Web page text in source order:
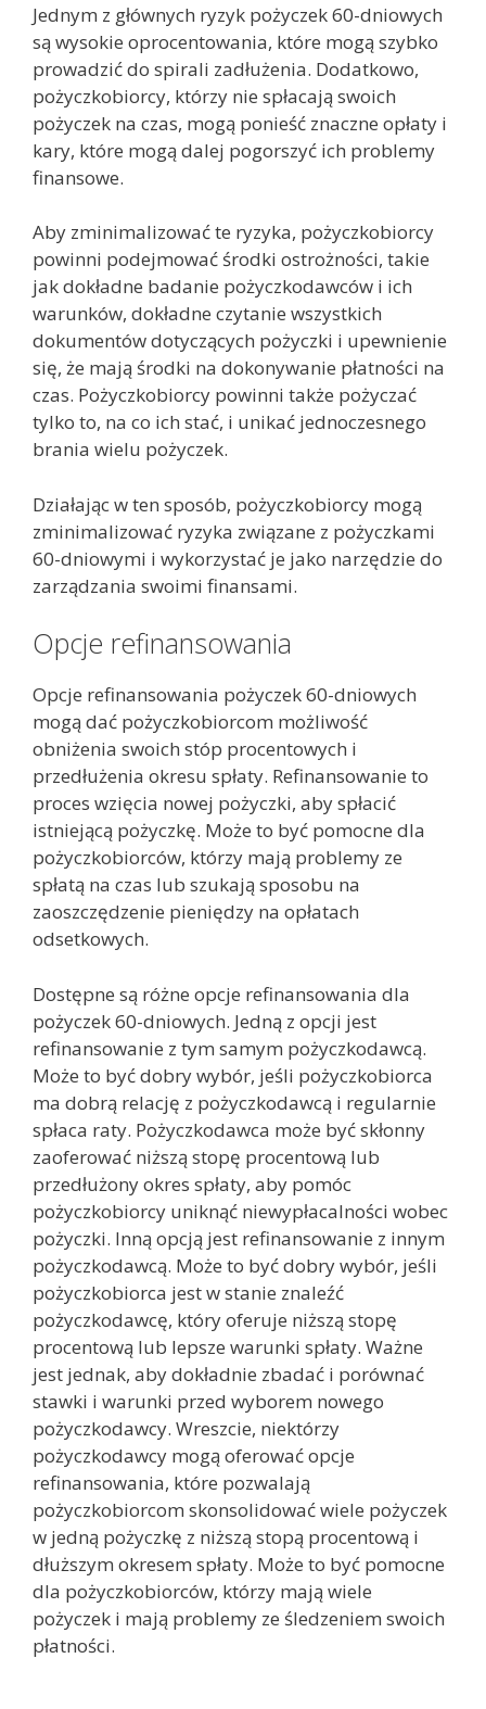
Jednym z głównych ryzyk pożyczek 60-dniowych
są wysokie oprocentowania, które mogą szybko
prowadzić do spirali zadłużenia. Dodatkowo,
pożyczkobiorcy, którzy nie spłacają swoich
pożyczek na czas, mogą ponieść znaczne opłaty i
kary, które mogą dalej pogorszyć ich problemy
finansowe.
Aby zminimalizować te ryzyka, pożyczkobiorcy
powinni podejmować środki ostrożności, takie
jak dokładne badanie pożyczkodawców i ich
warunków, dokładne czytanie wszystkich
dokumentów dotyczących pożyczki i upewnienie
się, że mają środki na dokonywanie płatności na
czas. Pożyczkobiorcy powinni także pożyczać
tylko to, na co ich stać, i unikać jednoczesnego
brania wielu pożyczek.
Działając w ten sposób, pożyczkobiorcy mogą
zminimalizować ryzyka związane z pożyczkami
60-dniowymi i wykorzystać je jako narzędzie do
zarządzania swoimi finansami.
Opcje refinansowania
Opcje refinansowania pożyczek 60-dniowych
mogą dać pożyczkobiorcom możliwość
obniżenia swoich stóp procentowych i
przedłużenia okresu spłaty. Refinansowanie to
proces wzięcia nowej pożyczki, aby spłacić
istniejącą pożyczkę. Może to być pomocne dla
pożyczkobiorców, którzy mają problemy ze
spłatą na czas lub szukają sposobu na
zaoszczędzenie pieniędzy na opłatach
odsetkowych.
Dostępne są różne opcje refinansowania dla
pożyczek 60-dniowych. Jedną z opcji jest
refinansowanie z tym samym pożyczkodawcą.
Może to być dobry wybór, jeśli pożyczkobiorca
ma dobrą relację z pożyczkodawcą i regularnie
spłaca raty. Pożyczkodawca może być skłonny
zaoferować niższą stopę procentową lub
przedłużony okres spłaty, aby pomóc
pożyczkobiorcy uniknąć niewypłacalności wobec
pożyczki. Inną opcją jest refinansowanie z innym
pożyczkodawcą. Może to być dobry wybór, jeśli
pożyczkobiorca jest w stanie znaleźć
pożyczkodawcę, który oferuje niższą stopę
procentową lub lepsze warunki spłaty. Ważne
jest jednak, aby dokładnie zbadać i porównać
stawki i warunki przed wyborem nowego
pożyczkodawcy. Wreszcie, niektórzy
pożyczkodawcy mogą oferować opcje
refinansowania, które pozwalają
pożyczkobiorcom skonsolidować wiele pożyczek
w jedną pożyczkę z niższą stopą procentową i
dłuższym okresem spłaty. Może to być pomocne
dla pożyczkobiorców, którzy mają wiele
pożyczek i mają problemy ze śledzeniem swoich
płatności.